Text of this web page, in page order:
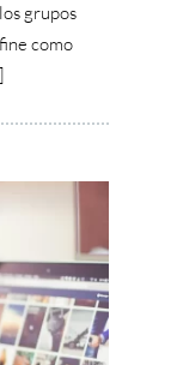
grupos
como